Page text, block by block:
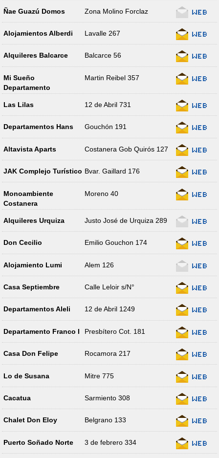
Ñae Guazú Domos Zona Molino Forclaz
Alojamientos Alberdi Lavalle 267
Alquileres Balcarce Balcarce 56
Mi Sueño
Departamento
Martin Reibel 357
Las Lilas 12 de Abril 731
Departamentos Hans Gouchón 191
Altavista Aparts Costanera Gob Quirós 127
JAK Complejo Turístico Bvar. Gaillard 176
Monoambiente
Costanera
Moreno 40
Alquileres Urquiza Justo José de Urquiza 289
Don Cecilio Emilio Gouchon 174
Alojamiento Lumi Alem 126
Casa Septiembre Calle Leloir s/N°
Departamentos Aleli 12 de Abril 1249
Departamento Franco I Presbítero Cot. 181
Casa Don Felipe Rocamora 217
Lo de Susana Mitre 775
Cacatua Sarmiento 308
Chalet Don Eloy Belgrano 133
Puerto Soñado Norte 3 de febrero 334